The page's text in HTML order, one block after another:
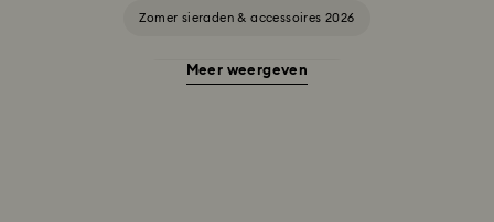
Zomer sieraden & accessoires 2026
Alice in Wonderland-collectie
Meer weergeven